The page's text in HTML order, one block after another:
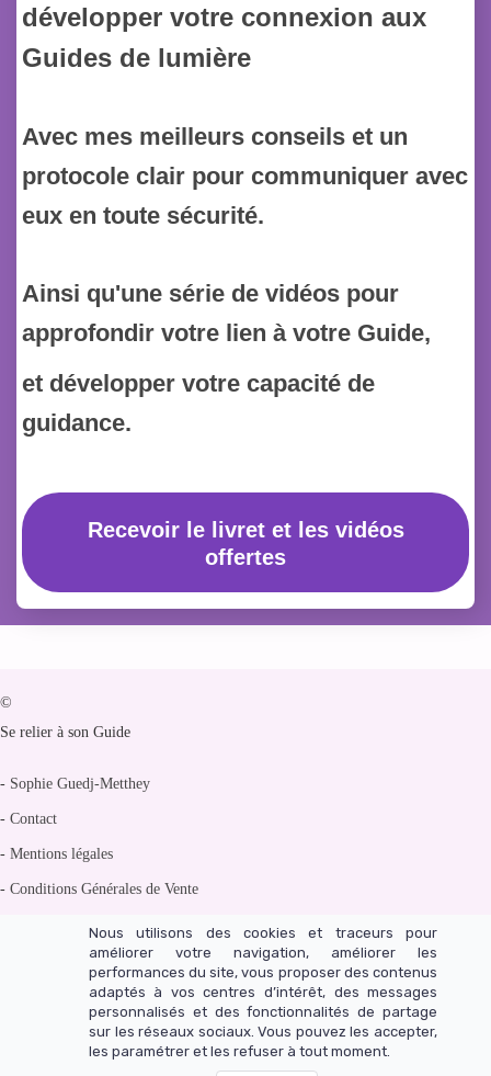
développer votre connexion aux
Guides de lumière
Avec mes meilleurs conseils et un
protocole clair pour communiquer avec
eux en toute sécurité.
Ainsi qu'une série de vidéos pour
approfondir votre lien à votre Guide,
et développer votre capacité de
guidance.
Recevoir le livret et les vidéos
offertes
©
Se relier à son Guide
- Sophie Guedj-Metthey
- Contact
- Mentions légales
- Conditions Générales de Vente
Politique de confidentialité
Un site réalisé avec LearnyBox
Nous utilisons des cookies et traceurs pour
améliorer votre navigation, améliorer les
performances du site, vous proposer des contenus
adaptés à vos centres d’intérêt, des messages
personnalisés et des fonctionnalités de partage
sur les réseaux sociaux. Vous pouvez les accepter,
les paramétrer et les refuser à tout moment.